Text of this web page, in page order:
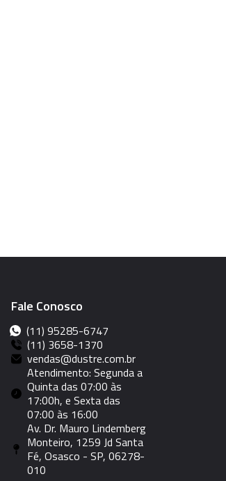
Fale Conosco
(11) 95285-6747
(11) 3658-1370
vendas@dustre.com.br
Atendimento: Segunda a
Quinta das 07:00 às
17:00h, e Sexta das
07:00 às 16:00
Av. Dr. Mauro Lindemberg
Monteiro, 1259 Jd Santa
Fé, Osasco - SP, 06278-
010